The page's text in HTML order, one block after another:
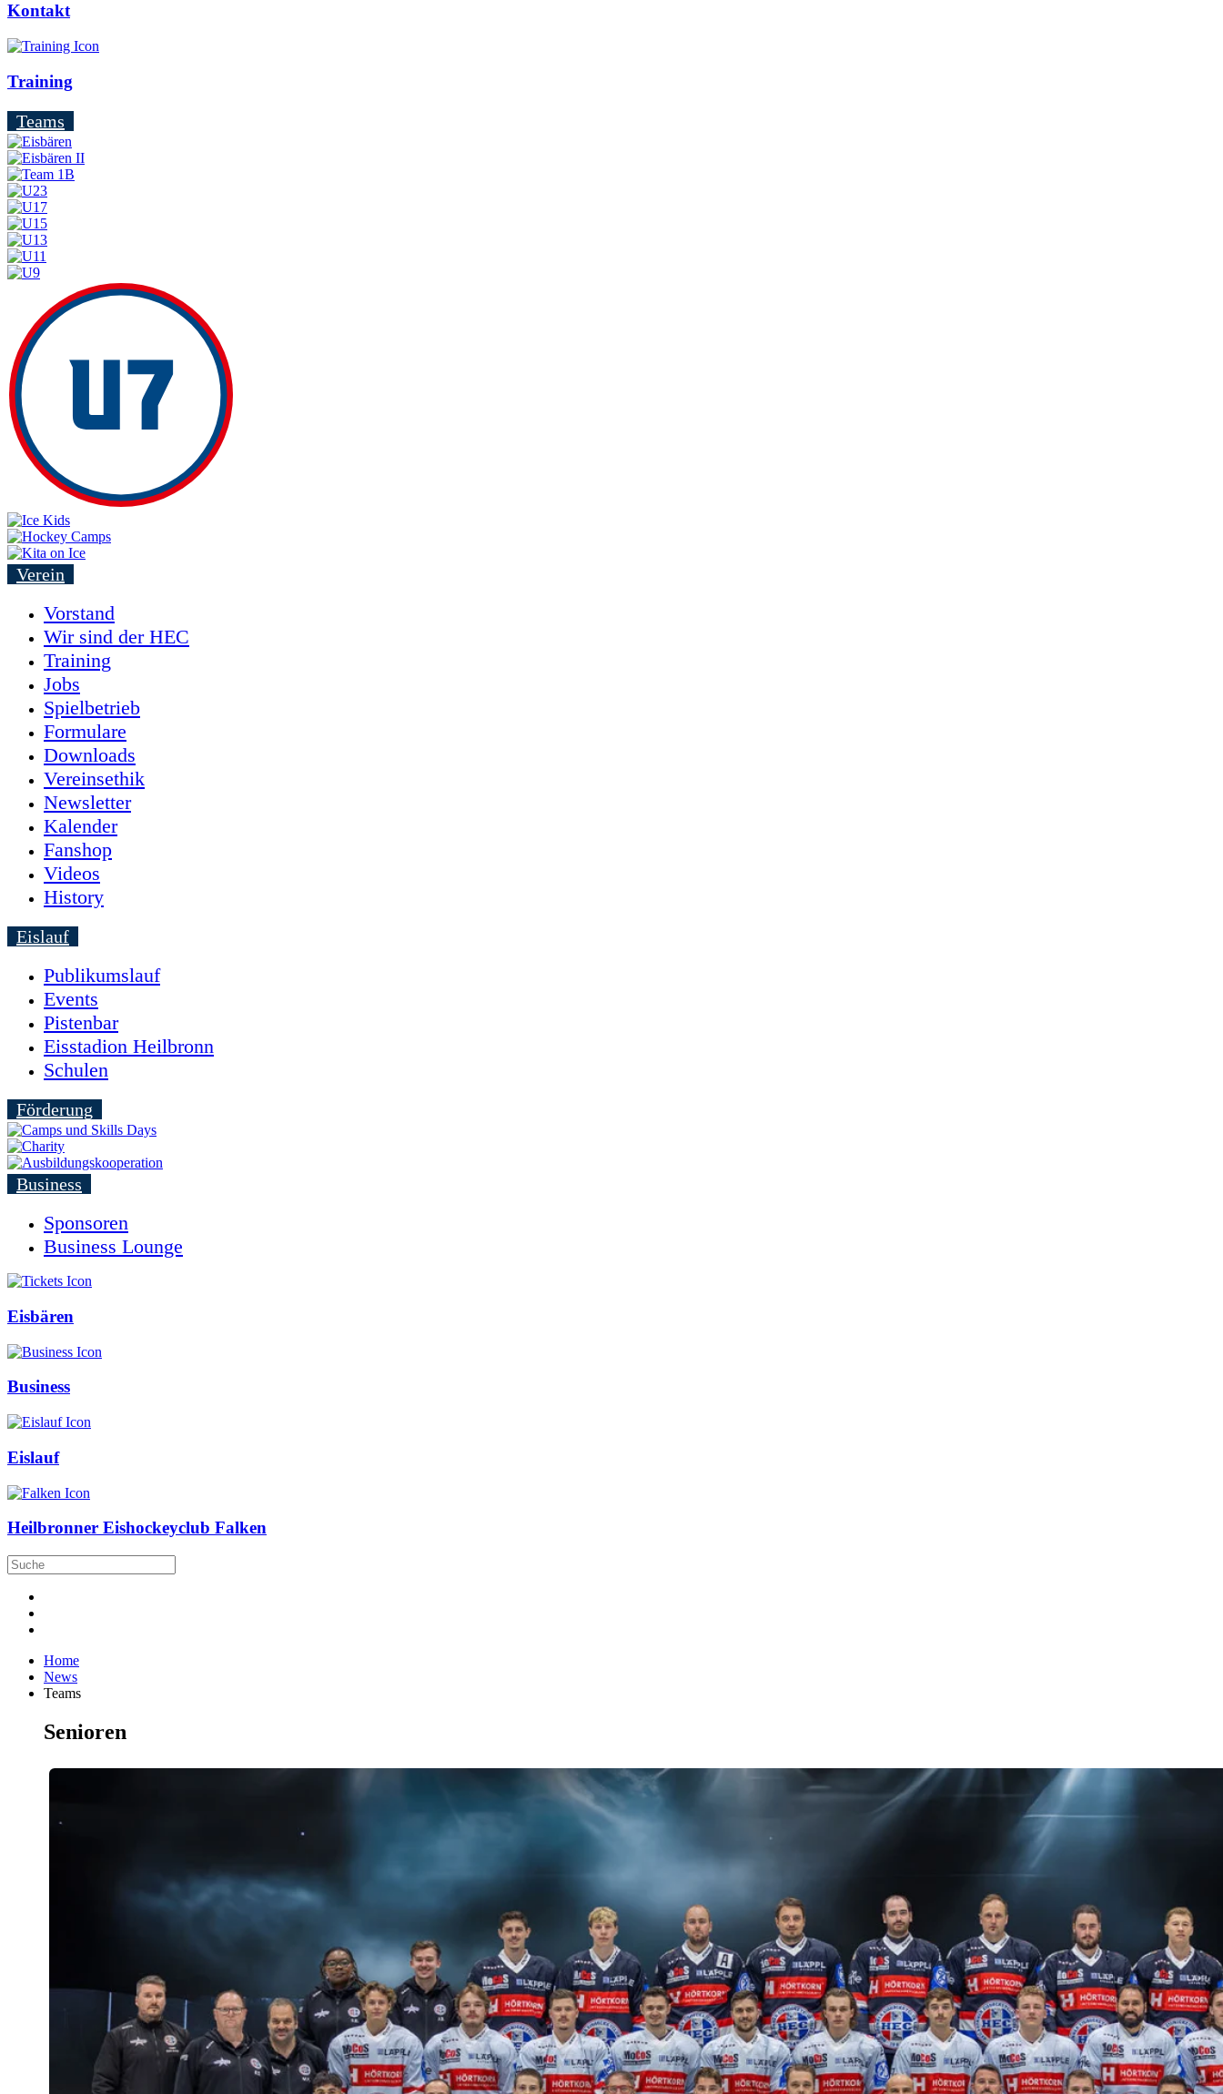
Kontakt
Training
Teams
Verein
Vorstand
Wir sind der HEC
Training
Jobs
Spielbetrieb
Formulare
Downloads
Vereinsethik
Newsletter
Kalender
Fanshop
Videos
History
Eislauf
Publikumslauf
Events
Pistenbar
Eisstadion Heilbronn
Schulen
Förderung
Business
Sponsoren
Business Lounge
Eisbären
Business
Eislauf
Heilbronner Eishockeyclub Falken
Home
News
Teams
Senioren